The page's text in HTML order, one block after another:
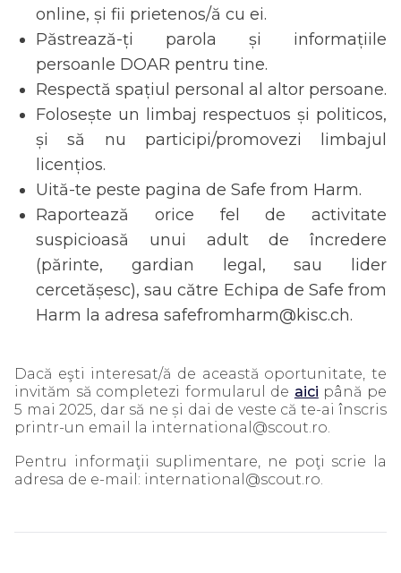
online, și fii prietenos/ă cu ei.
Păstrează-ți parola și informațiile
persoanle DOAR pentru tine.
Respectă spațiul personal al altor persoane.
Folosește un limbaj respectuos și politicos,
și să nu participi/promovezi limbajul
licențios.
Uită-te peste pagina de Safe from Harm.
Raportează orice fel de activitate
suspicioasă unui adult de încredere
(părinte, gardian legal, sau lider
cercetășesc), sau către Echipa de Safe from
Harm la adresa safefromharm@kisc.ch.
Dacă eşti interesat/ă de această oportunitate, te
invităm să completezi formularul de aici până pe
5 mai 2025, dar să ne și dai de veste că te-ai înscris
printr-un email la international@scout.ro.
Pentru informaţii suplimentare, ne poţi scrie la
adresa de e-mail: international@scout.ro.